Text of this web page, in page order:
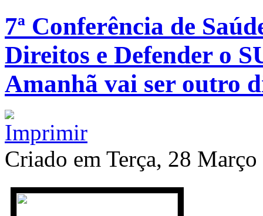
7ª Conferência de
Direitos e Defender o
Amanhã vai ser outro
Criado em Terça, 28